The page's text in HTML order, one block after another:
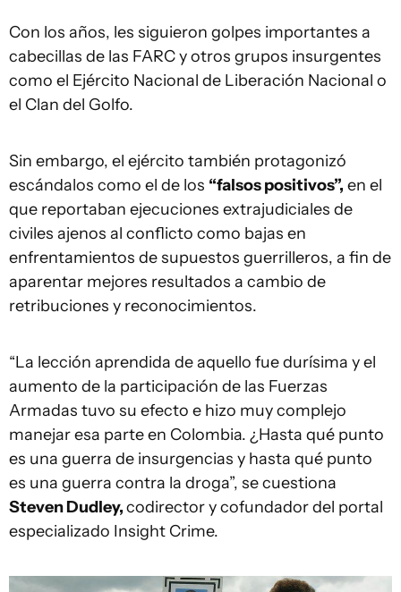
Con los años, les siguieron golpes importantes a
cabecillas de las FARC y otros grupos insurgentes
como el Ejército Nacional de Liberación Nacional o
el Clan del Golfo.
Sin embargo, el ejército también protagonizó
escándalos como el de los “falsos positivos”, en el
que reportaban ejecuciones extrajudiciales de
civiles ajenos al conflicto como bajas en
enfrentamientos de supuestos guerrilleros, a fin de
aparentar mejores resultados a cambio de
retribuciones y reconocimientos.
“La lección aprendida de aquello fue durísima y el
aumento de la participación de las Fuerzas
Armadas tuvo su efecto e hizo muy complejo
manejar esa parte en Colombia. ¿Hasta qué punto
es una guerra de insurgencias y hasta qué punto
es una guerra contra la droga”, se cuestiona
Steven Dudley,codirector y cofundador del portal
especializado Insight Crime.